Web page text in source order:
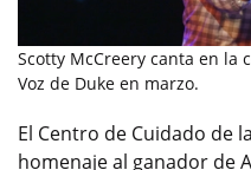
Scotty McCreery canta en la
Voz de Duke en marzo.
El Centro de Cuidado de
homenaje al ganador de